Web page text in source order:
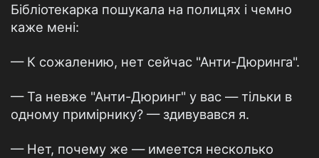
Бібліотекарка пошукала на полицях і чемно
каже мені:
— К сожалению, нет сейчас "Анти-Дюринга".
— Та невже "Анти-Дюринг" у вас — тільки в
одному примірнику? — здивувався я.
— Нет, почему же — имеется несколько